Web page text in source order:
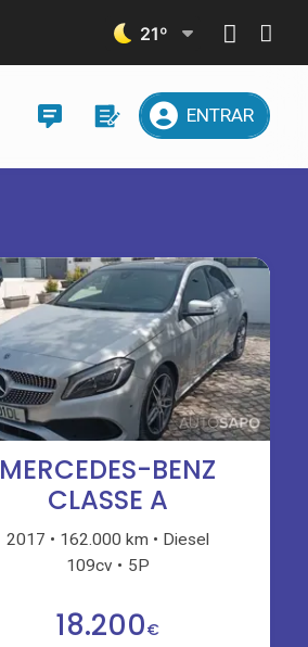
21º
ENTRAR
MERCEDES-BENZ
CLASSE A
2017 162.000 km
Diesel
109cv
5P
18.200€